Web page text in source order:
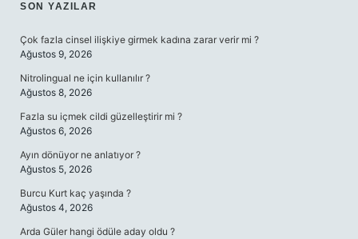
SIDEBAR
SON YAZILAR
Çok fazla cinsel ilişkiye girmek kadına zarar verir mi ?
Ağustos 9, 2026
Nitrolingual ne için kullanılır ?
Ağustos 8, 2026
Fazla su içmek cildi güzelleştirir mi ?
Ağustos 6, 2026
Ayın dönüyor ne anlatıyor ?
Ağustos 5, 2026
Burcu Kurt kaç yaşında ?
Ağustos 4, 2026
Arda Güler hangi ödüle aday oldu ?